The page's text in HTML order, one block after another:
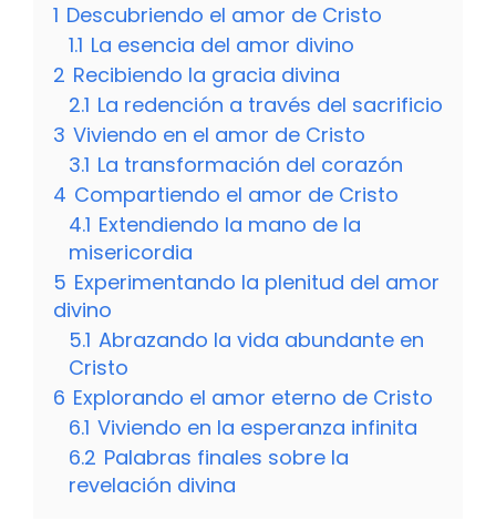
1 Descubriendo el amor de Cristo
1.1 La esencia del amor divino
2 Recibiendo la gracia divina
2.1 La redención a través del sacrificio
3 Viviendo en el amor de Cristo
3.1 La transformación del corazón
4 Compartiendo el amor de Cristo
4.1 Extendiendo la mano de la
misericordia
5 Experimentando la plenitud del amor
divino
5.1 Abrazando la vida abundante en
Cristo
6 Explorando el amor eterno de Cristo
6.1 Viviendo en la esperanza infinita
6.2 Palabras finales sobre la
revelación divina